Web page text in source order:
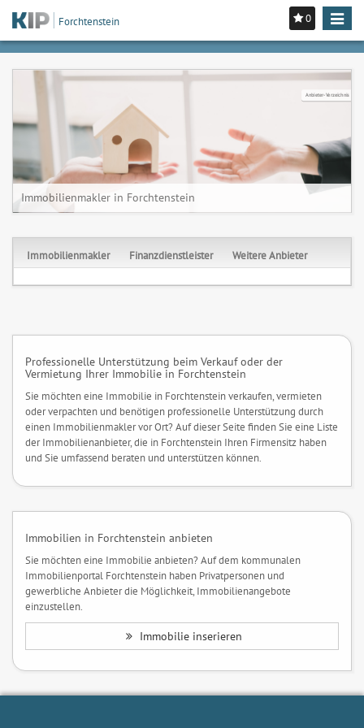
0
Toggle
Forchtenstein
Anbieter-Verzeichnis
Immobilienmakler in Forchtenstein
Immobilienmakler Finanzdienstleister Weitere Anbieter
Professionelle Unterstützung beim Verkauf oder der
Vermietung Ihrer Immobilie in Forchtenstein
Sie möchten eine Immobilie in Forchtenstein verkaufen, vermieten
oder verpachten und benötigen professionelle Unterstützung durch
einen Immobilienmakler vor Ort? Auf dieser Seite finden Sie eine Liste
der Immobilienanbieter, die in Forchtenstein Ihren Firmensitz haben
und Sie umfassend beraten und unterstützen können.
Immobilien in Forchtenstein anbieten
Sie möchten eine Immobilie anbieten? Auf dem kommunalen
Immobilienportal Forchtenstein haben Privatpersonen und
gewerbliche Anbieter die Möglichkeit, Immobilienangebote
einzustellen.
Immobilie inserieren